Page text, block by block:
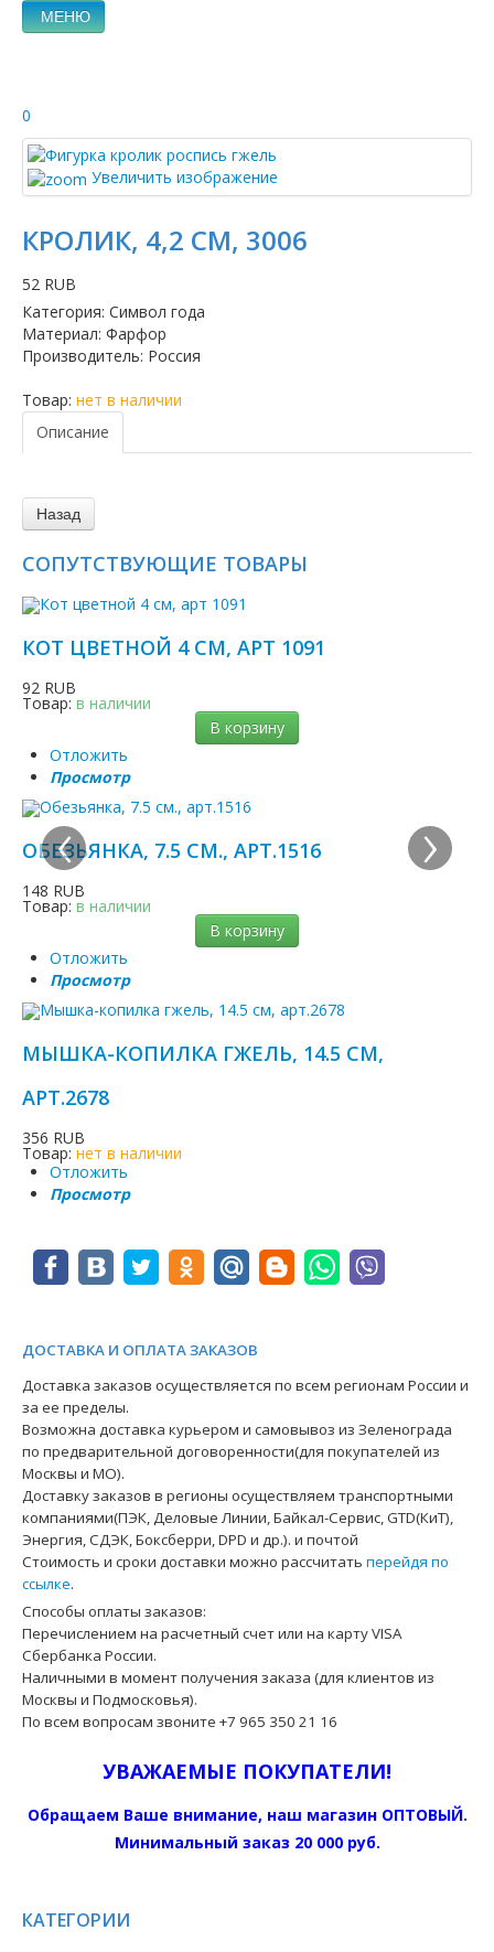
МЕНЮ
0
Увеличить изображение
КРОЛИК, 4,2 СМ, 3006
52 RUB
Категория: Символ года
Материал: Фарфор
Производитель: Россия
Товар: нет в наличии
Описание
СОПУТСТВУЮЩИЕ ТОВАРЫ
КОТ ЦВЕТНОЙ 4 СМ, АРТ 1091
92 RUB
Товар: в наличии
В корзину
Отложить
Просмотр
ОБЕЗЬЯНКА, 7.5 СМ., АРТ.1516
148 RUB
Товар: в наличии
В корзину
Отложить
Просмотр
МЫШКА-КОПИЛКА ГЖЕЛЬ, 14.5 СМ,
АРТ.2678
356 RUB
Товар: нет в наличии
Отложить
Просмотр
‹ ›
ДОСТАВКА И ОПЛАТА ЗАКАЗОВ
Доставка заказов осуществляется по всем регионам России и
за ее пределы.
Возможна доставка курьером и самовывоз из Зеленограда
по предварительной договоренности(для покупателей из
Москвы и МО).
Доставку заказов в регионы осуществляем транспортными
компаниями(ПЭК, Деловые Линии, Байкал-Сервис, GTD(КиТ),
Энергия, СДЭК, Боксберри, DPD и др.). и почтой
Стоимость и сроки доставки можно рассчитать перейдя по
ссылке.
Способы оплаты заказов:
Перечислением на расчетный счет или на карту VISA
Сбербанка России.
Наличными в момент получения заказа (для клиентов из
Москвы и Подмосковья).
По всем вопросам звоните +7 965 350 21 16
УВАЖАЕМЫЕ ПОКУПАТЕЛИ!
Обращаем Ваше внимание, наш магазин ОПТОВЫЙ.
Минимальный заказ 20 000 руб.
КАТЕГОРИИ